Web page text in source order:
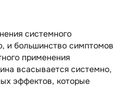
системного
и большинство симптомов
применения
всасывается системно,
эффектов, которые